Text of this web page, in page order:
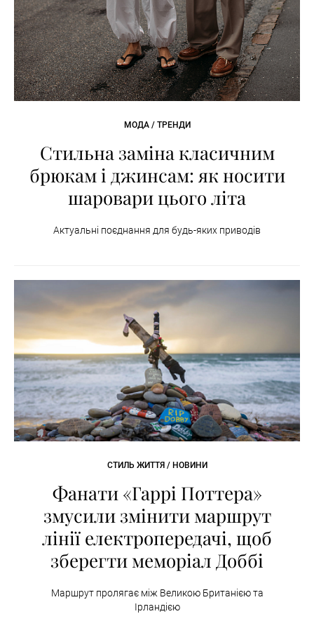
МОДА / ТРЕНДИ
Стильна заміна класичним
брюкам і джинсам: як носити
шаровари цього літа
Актуальні поєднання для будь-яких приводів
СТИЛЬ ЖИТТЯ / НОВИНИ
Фанати «Гаррі Поттера»
змусили змінити маршрут
лінії електропередачі, щоб
зберегти меморіал Доббі
Маршрут пролягає між Великою Британією та
Ірландією